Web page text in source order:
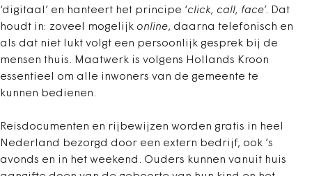
‘digitaal’ en hanteert het principe ‘click, call, face’. Dat
houdt in: zoveel mogelijk online, daarna telefonisch en
als dat niet lukt volgt een persoonlijk gesprek bij de
mensen thuis. Maatwerk is volgens Hollands Kroon
essentieel om alle inwoners van de gemeente te
kunnen bedienen.
Reisdocumenten en rijbewijzen worden gratis in heel
Nederland bezorgd door een extern bedrijf, ook ’s
avonds en in het weekend. Ouders kunnen vanuit huis